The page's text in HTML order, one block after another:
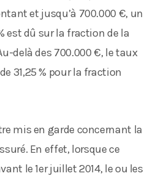
et jusqu’à 700.000 €, un
est dû sur la fraction de la
delà des 700.000 €, le taux
31,25 % pour la fraction
mis en garde concernant la
En effet, lorsque ce
le 1er juillet 2014, le ou les